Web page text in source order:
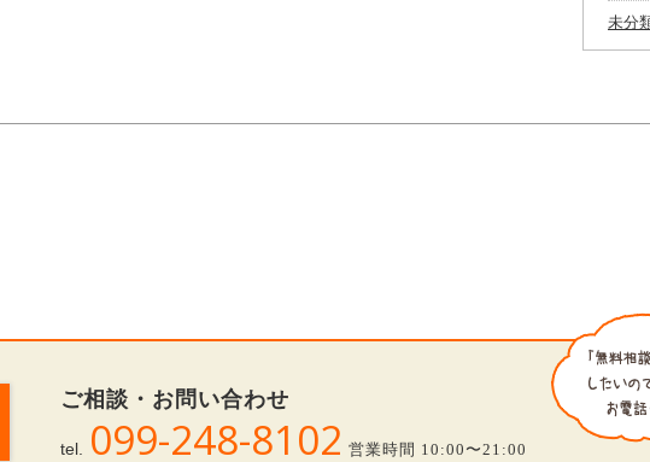
未分
ご相談・お問い合わせ
tel. 099-248-8102 営業時間 10:00〜21:00